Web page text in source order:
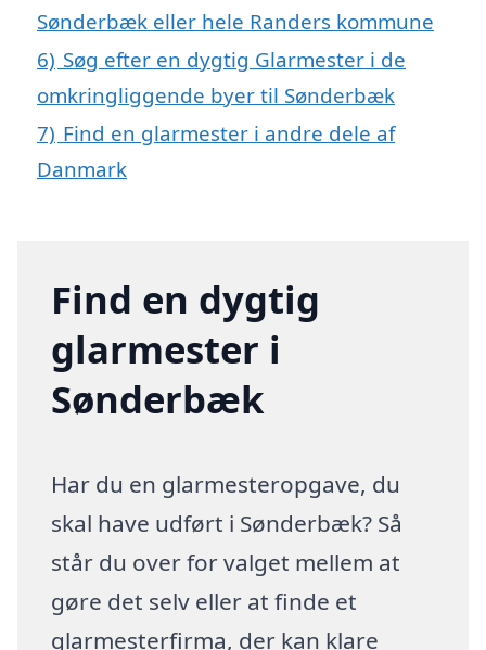
Sønderbæk eller hele Randers kommune
6) Søg efter en dygtig Glarmester i de
omkringliggende byer til Sønderbæk
7) Find en glarmester i andre dele af
Danmark
Find en dygtig
glarmester i
Sønderbæk
Har du en glarmesteropgave, du
skal have udført i Sønderbæk? Så
står du over for valget mellem at
gøre det selv eller at finde et
glarmesterfirma, der kan klare